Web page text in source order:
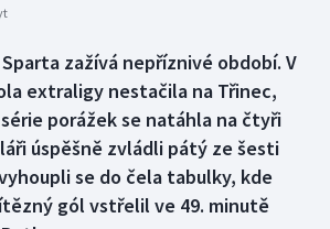
zažívá nepříznivé období. V
extraligy nestačila na Třinec,
porážek se natáhla na čtyři
úspěšně zvládli pátý ze šesti
se do čela tabulky, kde
gól vstřelil ve 49. minutě